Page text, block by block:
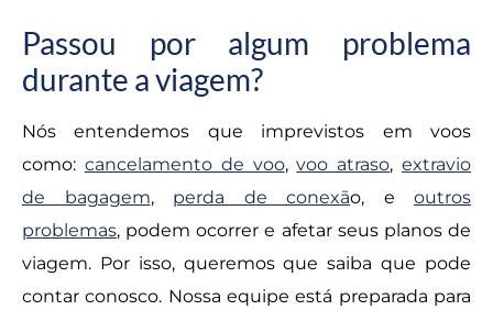
Passou por algum problema
durante a viagem?
Nós entendemos que imprevistos em voos
como: cancelamento de voo,voo atraso,extravio
de bagagem, perda de conexão, e outros
problemas, podem ocorrer e afetar seus planos de
viagem. Por isso, queremos que saiba que pode
contar conosco. Nossa equipe está preparada para